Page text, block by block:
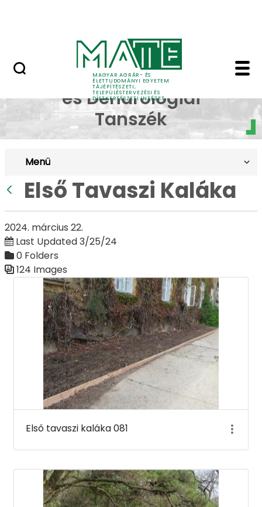
MAGYAR AGRÁR- ÉS
ÉLETTUDOMÁNYI EGYETEM
TÁJÉPÍTÉSZETI,
TELEPÜLÉSTERVEZÉSI ÉS
DÍSZKERTÉSZETI INTÉZET
Első Tavaszi Kaláka
Dísznövénytermesztési
és Dendrológiai
Tanszék
Menü
Első Tavaszi Kaláka
2024. március 22.
Last Updated 3/25/24
0 Folders
124 Images
Media Gallery
Első tavaszi kaláka 081